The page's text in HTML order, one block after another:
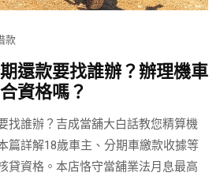
款
還款要找誰辦？辦理機車
資格嗎？
找誰辦？吉成當舖大白話教您精算機
篇詳解18歲車主、分期車繳款收據等
貸資格。本店恪守當舖業法月息最高